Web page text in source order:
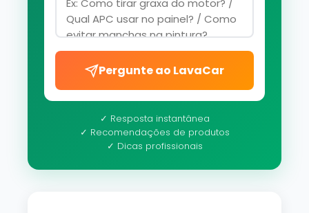
Pergunte ao LavaCar
✓ Resposta instantânea
✓ Recomendações de produtos
✓ Dicas profissionais